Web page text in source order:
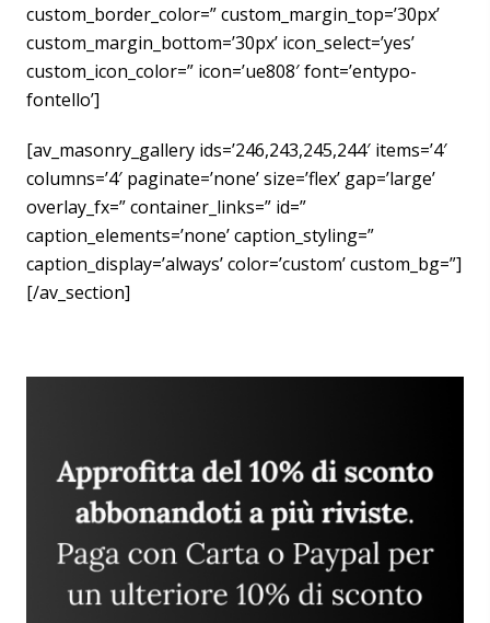
custom_border_color=” custom_margin_top=’30px’
custom_margin_bottom=’30px’ icon_select=’yes’
custom_icon_color=” icon=’ue808′ font=’entypo-
fontello’]
[av_masonry_gallery ids=’246,243,245,244′ items=’4′
columns=’4′ paginate=’none’ size=’flex’ gap=’large’
overlay_fx=” container_links=” id=”
caption_elements=’none’ caption_styling=”
caption_display=’always’ color=’custom’ custom_bg=”]
[/av_section]